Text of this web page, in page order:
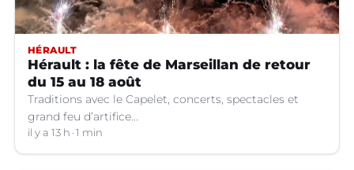
HÉRAULT
Hérault : la fête de Marseillan de retour
du 15 au 18 août
Traditions avec le Capelet, concerts, spectacles et
grand feu d’artifice...
il y a 13 h 1 min